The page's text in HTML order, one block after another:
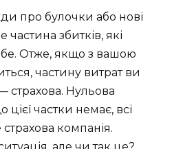
про булочки або нові
частина збитків, які
Отже, якщо з вашою
частину витрат ви
страхова. Нульова
частки немає, всі
компанія.